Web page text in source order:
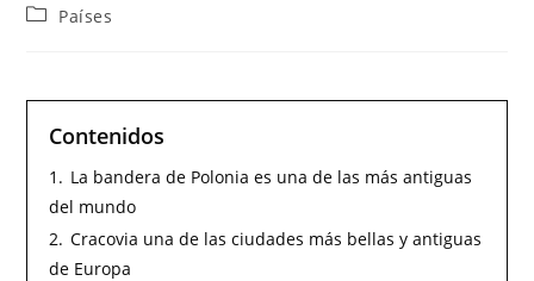
Países
Contenidos
1. La bandera de Polonia es una de las más antiguas
del mundo
2. Cracovia una de las ciudades más bellas y antiguas
de Europa